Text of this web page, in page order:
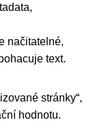
načitatelné,
text.
stránky“,
hodnotu.